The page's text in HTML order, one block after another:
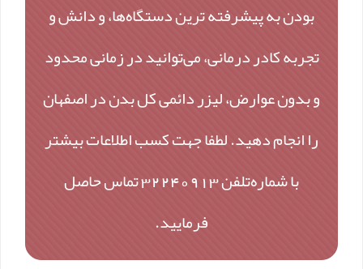
بودن به پیشرفته ترین دستگاه‌ها، و دانش و
تجربه کادر درمانی، می‌توانید در زمانی محدود
و بدون عوارض، لیزر دائمی کل بدن در اصفهان
را انجام دهید. لطفا جهت کسب اطلاعات بیشتر
با شماره‌تلفن 32240913 تماس حاصل
فرمایید.